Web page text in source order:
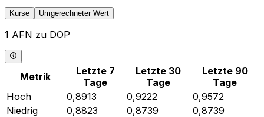
Kurse Umgerechneter Wert
1 AFN zu DOP
Metrik
Letzte 7
Tage
Letzte 30
Tage
Letzte 90
Tage
Hoch
0,8913 0,9222
0,9572
Niedrig
0,8823 0,8739
0,8739